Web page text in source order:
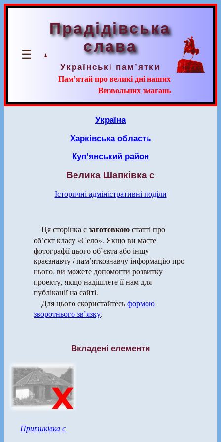
☰
Прадідівська
слава
Українські пам’ятки
Пам’ятай про великі дні наших
Визвольних змагань
Україна
Харківська область
Куп’янський район
Велика Шапківка с
Історичні адміністративні поділи
Ця сторінка єзаготовкоюстатті про
об’єкт класу «Село». Якщо ви маєте
фотографії цього об’єкта або іншу
краєзнавчу / пам’яткознавчу інформацію про
нього, ви можете допомогти розвитку
проекту, якщо надішлете її нам для
публікації на сайті.
Для цього скористайтесьформою
зворотнього зв’язку.
Вкладені елементи
Притиківка с